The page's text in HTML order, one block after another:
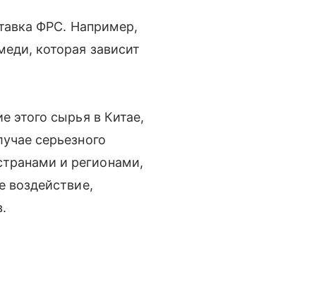
ФРС. Например,
которая зависит
этого сырья в Китае,
серьезного
и регионами,
воздействие,